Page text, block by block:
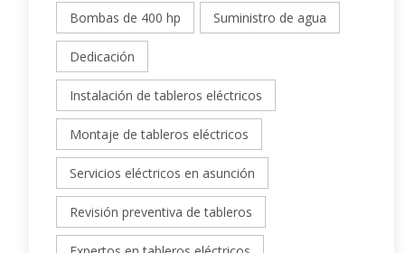
Bombas de 400 hp Suministro de agua
Dedicación
Instalación de tableros eléctricos
Montaje de tableros eléctricos
Servicios eléctricos en asunción
Revisión preventiva de tableros